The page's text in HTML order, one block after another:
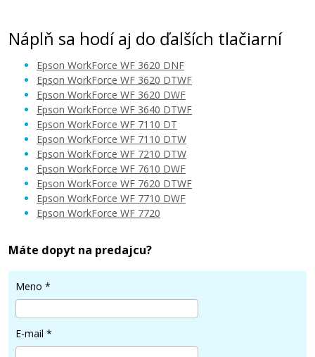
6,90 €
Pridať do košíka
Kompatibilná náplň
Náplň sa hodí aj do ďalších tlačiarní
Epson WorkForce WF 3620 DNF
Epson WorkForce WF 3620 DTWF
Epson WorkForce WF 3620 DWF
Epson WorkForce WF 3640 DTWF
Epson WorkForce WF 7110 DT
Epson WorkForce WF 7110 DTW
Epson WorkForce WF 7210 DTW
Epson WorkForce WF 7610 DWF
Epson WorkForce WF 7620 DTWF
Epson WorkForce WF 7710 DWF
Epson WorkForce WF 7720
Máte dopyt na predajcu?
Meno *
E-mail *